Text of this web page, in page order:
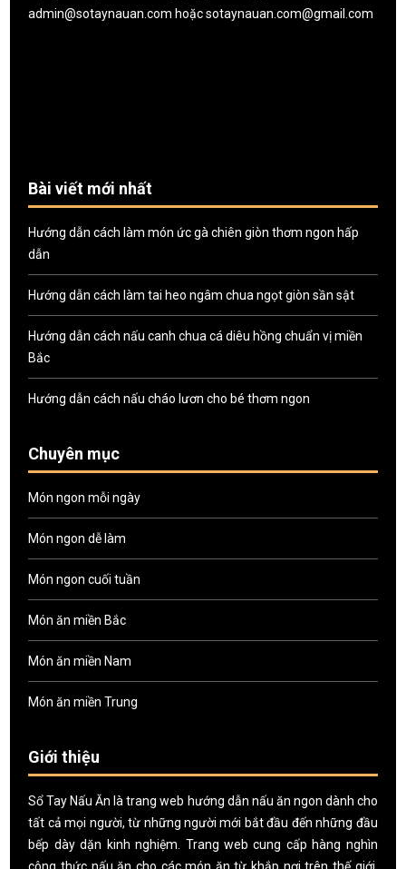
admin@sotaynauan.com hoặcsotaynauan.com@gmail.com
Bài viết mới nhất
Hướng dẫn cách làm món ức gà chiên giòn thơm ngon hấp
dẫn
Hướng dẫn cách làm tai heo ngâm chua ngọt giòn sần sật
Hướng dẫn cách nấu canh chua cá diêu hồng chuẩn vị miền
Bắc
Hướng dẫn cách nấu cháo lươn cho bé thơm ngon
Chuyên mục
Món ngon mỗi ngày
Món ngon dễ làm
Món ngon cuối tuần
Món ăn miền Bắc
Món ăn miền Nam
Món ăn miền Trung
Giới thiệu
Sổ Tay Nấu Ăn là trang web hướng dẫn nấu ăn ngon dành cho
tất cả mọi người, từ những người mới bắt đầu đến những đầu
bếp dày dặn kinh nghiệm. Trang web cung cấp hàng nghìn